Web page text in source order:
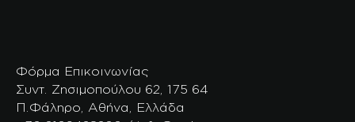
Φόρμα Επικοινωνίας
Συντ. Ζησιμοπούλου 62, 175 64
Π.Φάληρο, Αθήνα, Ελλάδα